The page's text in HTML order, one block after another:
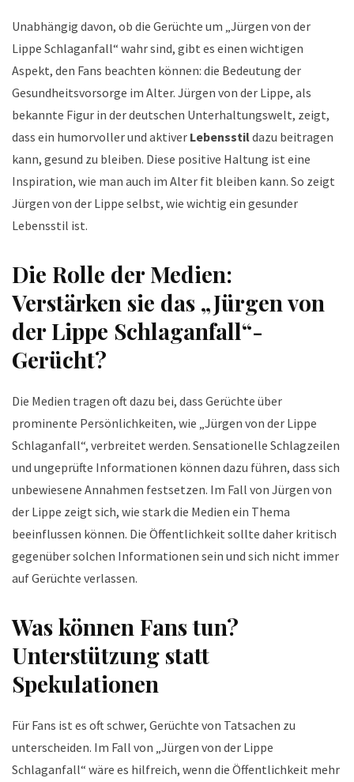
Unabhängig davon, ob die Gerüchte um „Jürgen von der
Lippe Schlaganfall“ wahr sind, gibt es einen wichtigen
Aspekt, den Fans beachten können: die Bedeutung der
Gesundheitsvorsorge im Alter. Jürgen von der Lippe, als
bekannte Figur in der deutschen Unterhaltungswelt, zeigt,
dass ein humorvoller und aktiver Lebensstildazu beitragen
kann, gesund zu bleiben. Diese positive Haltung ist eine
Inspiration, wie man auch im Alter fit bleiben kann. So zeigt
Jürgen von der Lippe selbst, wie wichtig ein gesunder
Lebensstil ist.
Die Rolle der Medien:
Verstärken sie das „Jürgen von
der Lippe Schlaganfall“-
Gerücht?
Die Medien tragen oft dazu bei, dass Gerüchte über
prominente Persönlichkeiten, wie „Jürgen von der Lippe
Schlaganfall“, verbreitet werden. Sensationelle Schlagzeilen
und ungeprüfte Informationen können dazu führen, dass sich
unbewiesene Annahmen festsetzen. Im Fall von Jürgen von
der Lippe zeigt sich, wie stark die Medien ein Thema
beeinflussen können. Die Öffentlichkeit sollte daher kritisch
gegenüber solchen Informationen sein und sich nicht immer
auf Gerüchte verlassen.
Was können Fans tun?
Unterstützung statt
Spekulationen
Für Fans ist es oft schwer, Gerüchte von Tatsachen zu
unterscheiden. Im Fall von „Jürgen von der Lippe
Schlaganfall“ wäre es hilfreich, wenn die Öffentlichkeit mehr